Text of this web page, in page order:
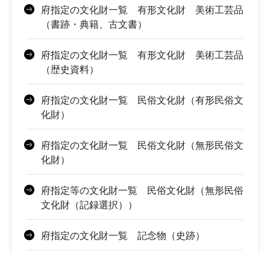
府指定の文化財一覧 有形文化財 美術工芸品
（書跡・典籍、古文書）
府指定の文化財一覧 有形文化財 美術工芸品
（歴史資料）
府指定の文化財一覧 民俗文化財（有形民俗文
化財）
府指定の文化財一覧 民俗文化財（無形民俗文
化財）
府指定等の文化財一覧 民俗文化財（無形民俗
文化財（記録選択））
府指定の文化財一覧 記念物（史跡）